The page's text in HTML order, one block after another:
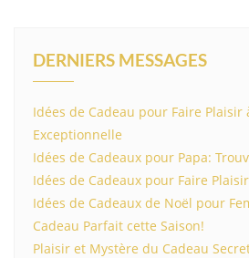
DERNIERS MESSAGES
Idées de Cadeau pour Faire Plaisir
Exceptionnelle
Idées de Cadeaux pour Papa:
Idées de Cadeaux pour Faire
Idées de Cadeaux de Noël pour
Cadeau Parfait cette Saison!
Plaisir et Mystère du Cadeau